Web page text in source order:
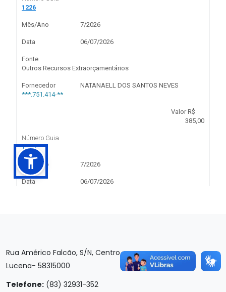
Rua Américo Falcão, S/N, Centro
Lucena- 58315000
Telefone: (83) 32931-352